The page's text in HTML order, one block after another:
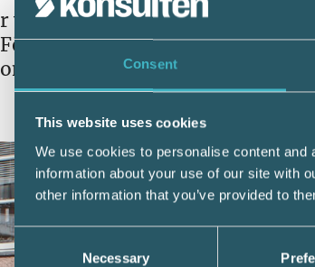
Consent
This website uses cookies
We use cookies to personalise content
information about your use of our site with
other information that you’ve provided to
Consent
Selection
Necessary
vi dubbelt så många deltagare
att vi bjuder på en god
studier hur branscherna